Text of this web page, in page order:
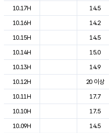
10.17H
14.5
10.16H
14.2
10.15H
14.5
10.14H
15.0
10.13H
14.9
10.12H
20 이상
10.11H
17.7
10.10H
17.5
10.09H
14.5